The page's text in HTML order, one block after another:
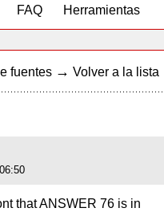
FAQ
Herramientas
fuentes → Volver a la lista
that ANSWER 76 is in